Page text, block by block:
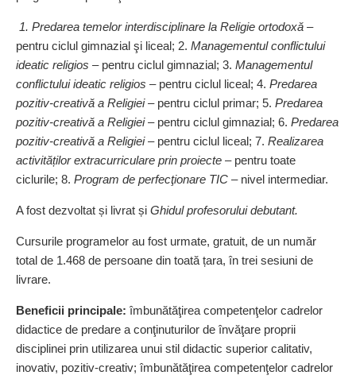
1. Predarea temelor interdisciplinare la Religie ortodoxă –
pentru ciclul gimnazial şi liceal; 2. Managementul conflictului
ideatic religios – pentru ciclul gimnazial; 3. Managementul
conflictului ideatic religios – pentru ciclul liceal; 4. Predarea
pozitiv‑creativă a Religiei– pentru ciclul primar; 5. Predarea
pozitiv‑creativă a Religiei– pentru ciclul gimnazial; 6. Predarea
pozi­tiv‑creativă a Religiei– pentru ciclul liceal; 7. Realizarea
activităților extracurriculare prin proiecte – pentru toate
ciclurile; 8. Program de perfecţionare TIC – nivel intermediar.
A fost dezvoltat și livrat și Ghidul profesorului debutant.
Cursurile programelor au fost urmate, gratuit, de un număr
total de 1.468 de persoane din toată țara, în trei sesiuni de
livrare.
Beneficii principale: îmbunătăţirea competenţelor cadrelor
didactice de predare a conţinuturilor de învăţare proprii
disciplinei prin utilizarea unui stil didactic superior calitativ,
inovativ, pozitiv‑creativ; îmbunătăţirea competenţelor cadrelor